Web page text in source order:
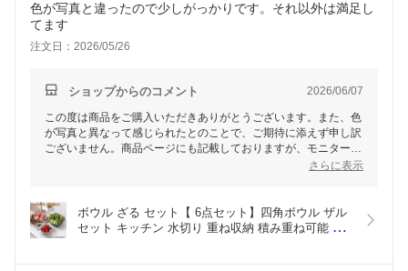
色が写真と違ったので少しがっかりです。それ以外は満足し
てます
注文日：2026/05/26
ショップからのコメント 2026/06/07
この度は商品をご購入いただきありがとうございます。また、色
が写真と異なって感じられたとのことで、ご期待に添えず申し訳
ございません。商品ページにも記載しておりますが、モニターの
発色具合により実際の色味が異なる場合があるため、何卒ご理解
いただける商品をご提供できるよう努めてまいりますので、引き
続きよろしくお願いいたします。
さらに表示
ボウル ざる セット【 6点セット】四角ボウル ザル
セット キッチン 水切り 重ね収納 積み重ね可能 多